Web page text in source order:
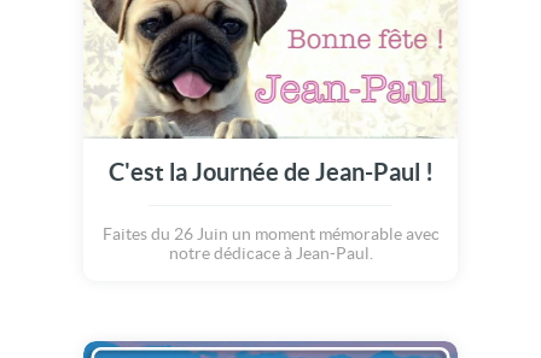
C'est la Journée de Jean-Paul !
Faites du 26 Juin un moment mémorable avec
notre dédicace à Jean-Paul.